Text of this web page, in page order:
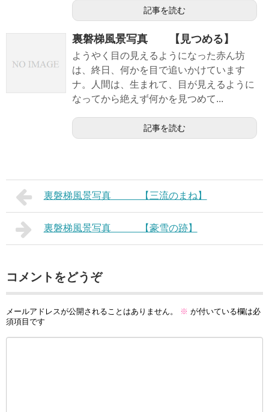
記事を読む
裏磐梯風景写真 【見つめる】
ようやく目の見えるようになった赤ん坊
は、終日、何かを目で追いかけています
ナ。人間は、生まれて、目が見えるように
なってから絶えず何かを見つめて...
記事を読む
裏磐梯風景写真 【三流のまね】
裏磐梯風景写真 【豪雪の跡】
コメントをどうぞ
メールアドレスが公開されることはありません。 ※ が付いている欄は必
須項目です